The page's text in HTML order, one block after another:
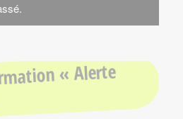
« Alerte